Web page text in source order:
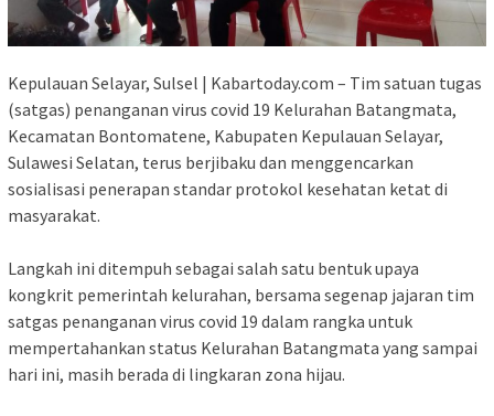
Kepulauan Selayar, Sulsel | Kabartoday.com – Tim satuan tugas
(satgas) penanganan virus covid 19 Kelurahan Batangmata,
Kecamatan Bontomatene, Kabupaten Kepulauan Selayar,
Sulawesi Selatan, terus berjibaku dan menggencarkan
sosialisasi penerapan standar protokol kesehatan ketat di
masyarakat.
Langkah ini ditempuh sebagai salah satu bentuk upaya
kongkrit pemerintah kelurahan, bersama segenap jajaran tim
satgas penanganan virus covid 19 dalam rangka untuk
mempertahankan status Kelurahan Batangmata yang sampai
hari ini, masih berada di lingkaran zona hijau.